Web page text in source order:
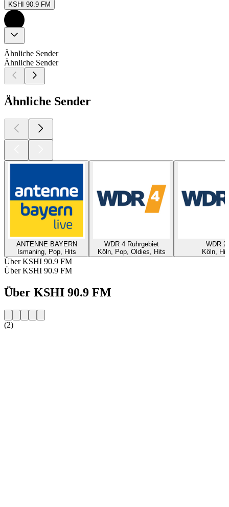
KSHI 90.9 FM
Ähnliche Sender
Ähnliche Sender
Ähnliche Sender
ANTENNE BAYERN
Ismaning, Pop, Hits
WDR 4 Ruhrgebiet
Köln, Pop, Oldies, Hits
WDR 2
Köln,
Über KSHI 90.9 FM
Über KSHI 90.9 FM
Über KSHI 90.9 FM
(2)